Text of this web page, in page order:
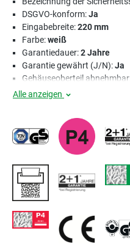
DSGVO-konform:Ja
Eingabebreite:220 mm
Farbe:weiß
Garantiedauer:2 Jahre
Garantie gewährt (J/N):Ja
Gehäuseoberteil
Alle anzeigen